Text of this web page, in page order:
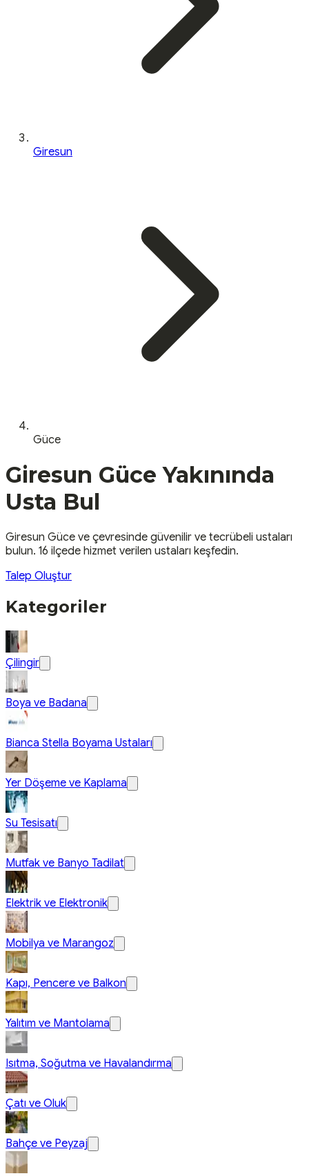
Giresun
Güce
Giresun Güce Yakınında
Usta Bul
Giresun Güce ve çevresinde güvenilir ve tecrübeli ustaları
bulun. 16 ilçede hizmet verilen ustaları keşfedin.
Talep Oluştur
Kategoriler
Çilingir
Boya ve Badana
Bianca Stella Boyama Ustaları
Yer Döşeme ve Kaplama
Su Tesisatı
Mutfak ve Banyo Tadilat
Elektrik ve Elektronik
Mobilya ve Marangoz
Kapı, Pencere ve Balkon
Yalıtım ve Mantolama
Isıtma, Soğutma ve Havalandırma
Çatı ve Oluk
Bahçe ve Peyzaj